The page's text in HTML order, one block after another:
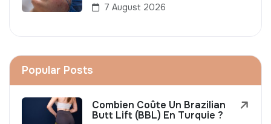
7 August 2026
Popular Posts
Combien Coûte Un Brazilian
Butt Lift (BBL) En Turquie ?